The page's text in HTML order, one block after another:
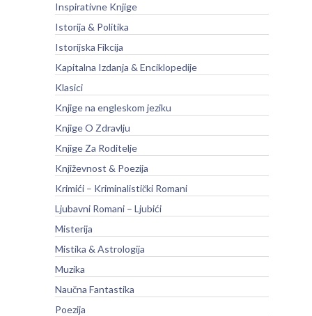
Inspirativne Knjige
Istorija & Politika
Istorijska Fikcija
Kapitalna Izdanja & Enciklopedije
Klasici
Knjige na engleskom jeziku
Knjige O Zdravlju
Knjige Za Roditelje
Književnost & Poezija
Krimići – Kriminalistički Romani
Ljubavni Romani – Ljubići
Misterija
Mistika & Astrologija
Muzika
Naučna Fantastika
Poezija